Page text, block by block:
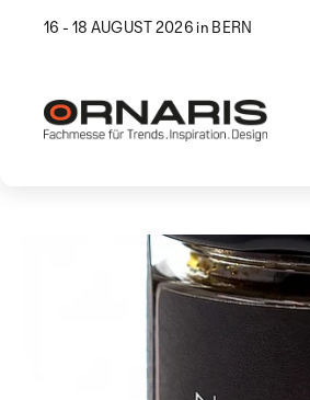
16 - 18 AUGUST 2026 in BERN